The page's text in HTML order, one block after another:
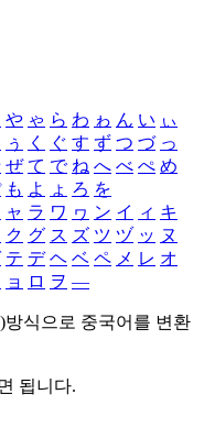
や ゃ ら わ ゎ ん い ぃ
ぅ く ぐ す ず つ づ っ
ぜ て で ね へ べ ぺ め
も よ ょ ろ を
ャ ラ ワ ヮ ン イ ィ キ
ク グ ス ズ ツ ヅ ッ ヌ
テ デ ヘ ベ ペ メ レ オ
ョ ロ ヲ ―
방식으로 중국어를 변환
됩니다.